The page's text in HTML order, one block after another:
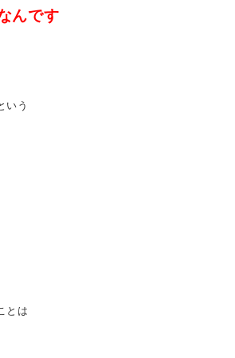
んです
いう
とは